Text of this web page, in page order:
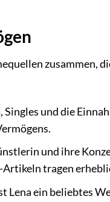
zusammen,
Singles und die
und ihre
tragen
Lena ein beliebtes